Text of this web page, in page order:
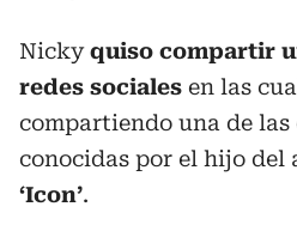
Nickyquiso compartir
redes sociales en las
compartiendo una de las
conocidas por el hijo del
‘Icon’.